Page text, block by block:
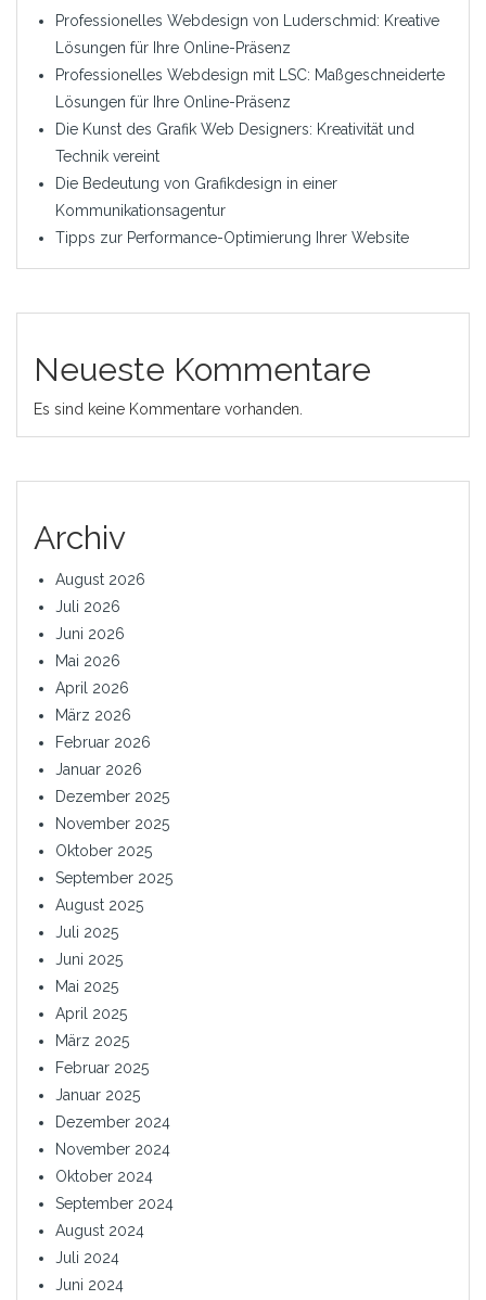
Professionelles Webdesign von Luderschmid: Kreative
Lösungen für Ihre Online-Präsenz
Professionelles Webdesign mit LSC: Maßgeschneiderte
Lösungen für Ihre Online-Präsenz
Die Kunst des Grafik Web Designers: Kreativität und
Technik vereint
Die Bedeutung von Grafikdesign in einer
Kommunikationsagentur
Tipps zur Performance-Optimierung Ihrer Website
Neueste Kommentare
Es sind keine Kommentare vorhanden.
Archiv
August 2026
Juli 2026
Juni 2026
Mai 2026
April 2026
März 2026
Februar 2026
Januar 2026
Dezember 2025
November 2025
Oktober 2025
September 2025
August 2025
Juli 2025
Juni 2025
Mai 2025
April 2025
März 2025
Februar 2025
Januar 2025
Dezember 2024
November 2024
Oktober 2024
September 2024
August 2024
Juli 2024
Juni 2024